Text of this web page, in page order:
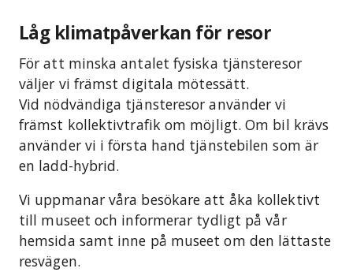
Låg klimatpåverkan för resor
För att minska antalet fysiska tjänsteresor
väljer vi främst digitala mötessätt.
Vid nödvändiga tjänsteresor använder vi
främst kollektivtrafik om möjligt. Om bil krävs
använder vi i första hand tjänstebilen som är
en ladd-hybrid.
Vi uppmanar våra besökare att åka kollektivt
till museet och informerar tydligt på vår
hemsida samt inne på museet om den lättaste
resvägen.